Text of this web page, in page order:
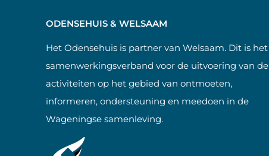
ODENSEHUIS & WELSAAM
Het Odensehuis is partner van Welsaam. Dit is het
samenwerkingsverband voor de uitvoering van de
activiteiten op het gebied van ontmoeten,
informeren, ondersteuning en meedoen in de
Wageningse samenleving.